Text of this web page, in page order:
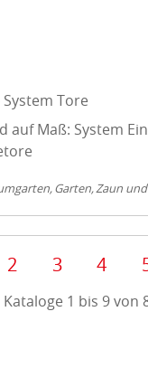
Tore
auf Maß: System
Garten Zaun
2 3 4
Kataloge 1 bis 9 von